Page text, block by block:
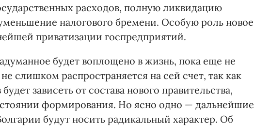
расходов, полную ликвидацию
налогового бремени. Особую роль новое
приватизации госпредприятий.
будет воплощено в жизнь, пока еще не
слишком распространяется на сей счет, так как
зависеть от состава нового правительства,
формирования. Но ясно одно — дальнейшие
будут носить радикальный характер. Об